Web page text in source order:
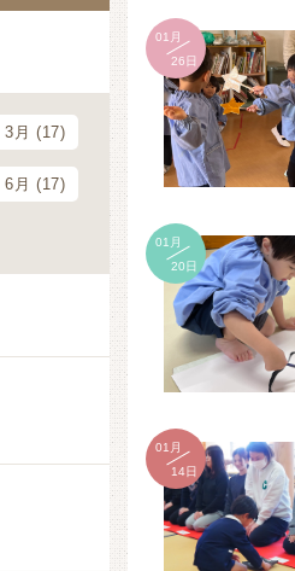
3月 (17)
6月 (17)
01月
26日
01月
20日
01月
14日